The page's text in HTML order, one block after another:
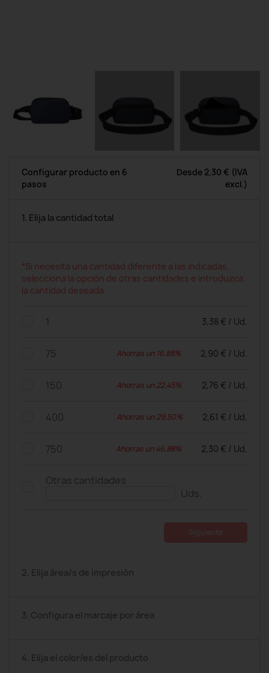
Configurar producto en 6
pasos
Desde 2,30 € (IVA
excl.)
1. Elija la cantidad total
*Si necesita una cantidad diferente a las indicadas,
selecciona la opción de otras cantidades e introduzca
la cantidad deseada
1 3,38 € / Ud.
75 Ahorras un 16,88% 2,90 € / Ud.
150 Ahorras un 22,45% 2,76 € / Ud.
400 Ahorras un 29,50% 2,61 € / Ud.
750 Ahorras un 46,88% 2,30 € / Ud.
Otras cantidades
Uds.
2. Elija área/s de impresión
3. Configura el marcaje por área
4. Elija el color/es del producto